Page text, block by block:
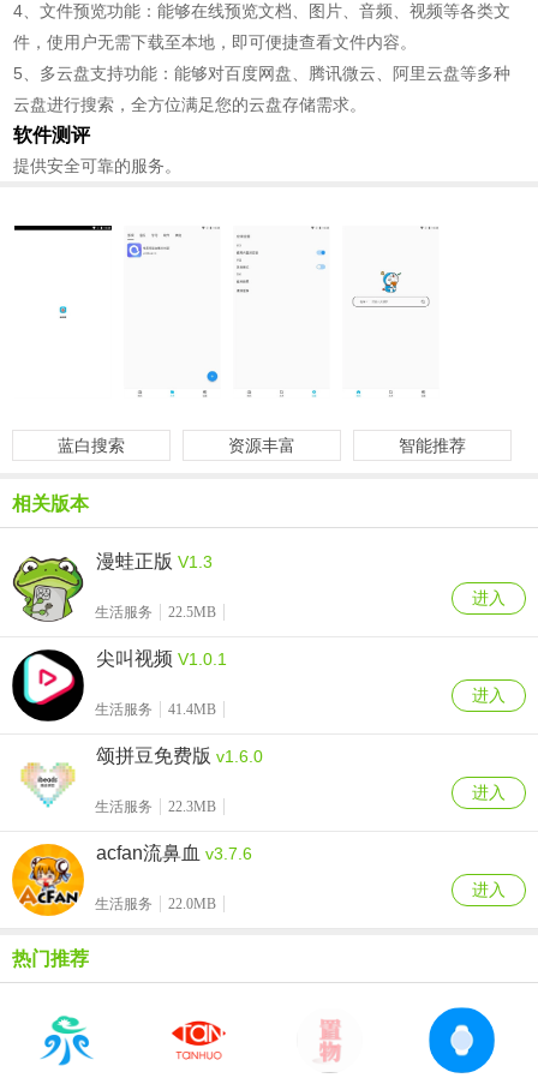
4、文件预览功能：能够在线预览文档、图片、音频、视频等各类文
件，使用户无需下载至本地，即可便捷查看文件内容。
5、多云盘支持功能：能够对百度网盘、腾讯微云、阿里云盘等多种
云盘进行搜索，全方位满足您的云盘存储需求。
软件测评
提供安全可靠的服务。
蓝白搜索 资源丰富 智能推荐
相关版本
漫蛙正版 V1.3
生活服务 22.5MB
进入
尖叫视频 V1.0.1
生活服务 41.4MB
进入
颂拼豆免费版 v1.6.0
生活服务 22.3MB
进入
acfan流鼻血 v3.7.6
生活服务 22.0MB
进入
热门推荐